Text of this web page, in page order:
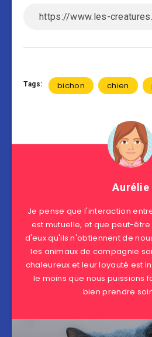
Tags: bichon chien
Aurélie
Je pense que l'interaction
est mutuelle, et que peut-
d'eux qu'ils n'obtiennent de
les animaux de compagnie
chaleureux et leur loyauté est
le moins que nous puissions
bien prendre